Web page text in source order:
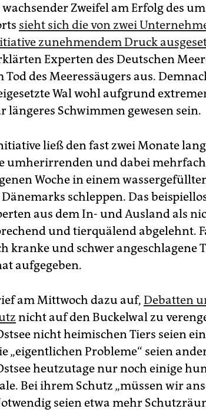
Zweifel am Erfolg des
sieht sich die von zwei
zunehmendem Druck
Experten des Deutschen
Tod des Meeressäugers aus.
Wal wohl aufgrund
längeres Schwimmen gewesen sein.
ließ den fast zwei Monate
umherirrenden und dabei
Woche in einem
schleppen. Das
aus dem In- und Ausland als
und tierquälend abgelehnt.
kranke und schwer angeschlagene
aufgegeben.
am Mittwoch dazu auf, Debatten
nicht auf den Buckelwal zu
nicht heimischen Tiers seien
„eigentlichen Probleme“ seien
heutzutage nur noch einige
Bei ihrem Schutz „müssen wir
seien etwa mehr